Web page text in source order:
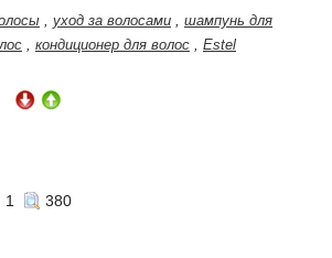
, уход за волосами , шампунь для
, кондиционер для волос , Estel
1 380